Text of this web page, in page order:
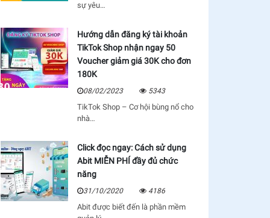
sự yêu…
Hướng dẫn đăng ký tài khoản
TikTok Shop nhận ngay 50
Voucher giảm giá 30K cho đơn
180K
08/02/2023 5343
TikTok Shop – Cơ hội bùng nổ cho
nhà…
Click đọc ngay: Cách sử dụng
Abit MIỄN PHÍ đầy đủ chức
năng
31/10/2020 4186
Abit được biết đến là phần mềm